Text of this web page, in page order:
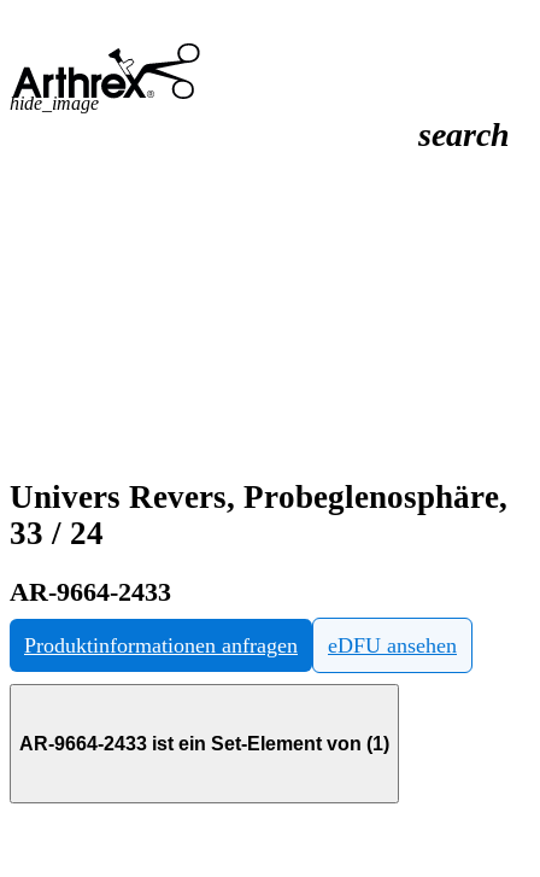
search
hide_image
Univers Revers, Probeglenosphäre,
33 / 24
AR-9664-2433
Produktinformationen anfragen eDFU ansehen
AR-9664-2433 ist ein Set-Element von (1)